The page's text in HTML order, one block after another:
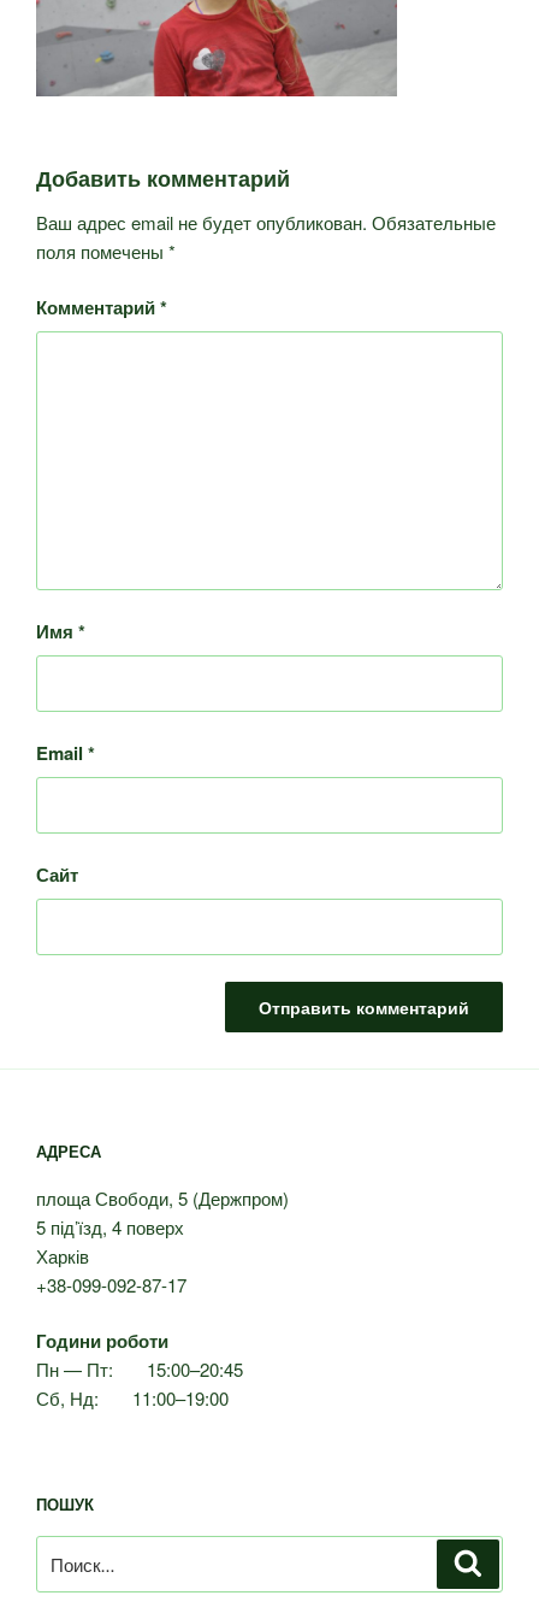
Добавить комментарий
Ваш адрес email не будет опубликован. Обязательные
поля помечены *
Комментарий*
Имя *
Email *
Сайт
АДРЕСА
площа Свободи, 5 (Держпром)
5 під’їзд, 4 поверх
Харків
+38-099-092-87-17
Години роботи
Пн — Пт: 15:00–20:45
Сб, Нд: 11:00–19:00
ПОШУК